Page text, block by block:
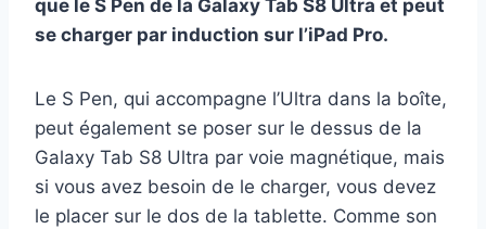
que le S Pen de la Galaxy Tab S8 Ultra et peut
se charger par induction sur l’iPad Pro.
Le S Pen, qui accompagne l’Ultra dans la boîte,
peut également se poser sur le dessus de la
Galaxy Tab S8 Ultra par voie magnétique, mais
si vous avez besoin de le charger, vous devez
le placer sur le dos de la tablette. Comme son